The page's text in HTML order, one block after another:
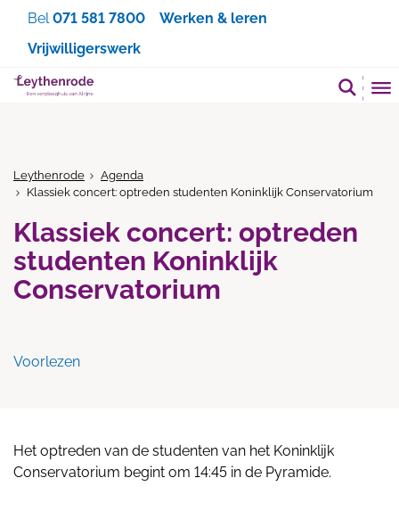
Bel071 581 7800
Werken & leren
Vrijwilligerswerk
Leythenrode
Agenda
Klassiek concert: optreden studenten Koninklijk Conservatorium
Klassiek concert: optreden
studenten Koninklijk
Conservatorium
Voorlezen
Het optreden van de studenten van het Koninklijk
Conservatorium begint om 14:45 in de Pyramide.